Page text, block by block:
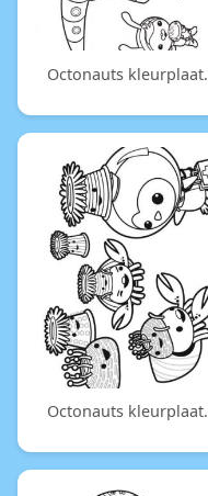
Octonauts kleurplaat.
Octonauts kleurplaat.